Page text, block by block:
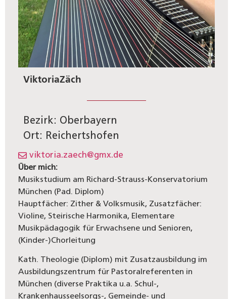
ViktoriaZäch
Bezirk: Oberbayern
Ort: Reichertshofen
viktoria.zaech@gmx.de
Über mich:
Musikstudium am Richard-Strauss-Konservatorium
München (Pad. Diplom)
Hauptfächer: Zither & Volksmusik, Zusatzfächer:
Violine, Steirische Harmonika, Elementare
Musikpädagogik für Erwachsene und Senioren,
(Kinder-)Chorleitung
Kath. Theologie (Diplom) mit Zusatzausbildung im
Ausbildungszentrum für Pastoralreferenten in
München (diverse Praktika u.a. Schul-,
Krankenhausseelsorgs-, Gemeinde- und